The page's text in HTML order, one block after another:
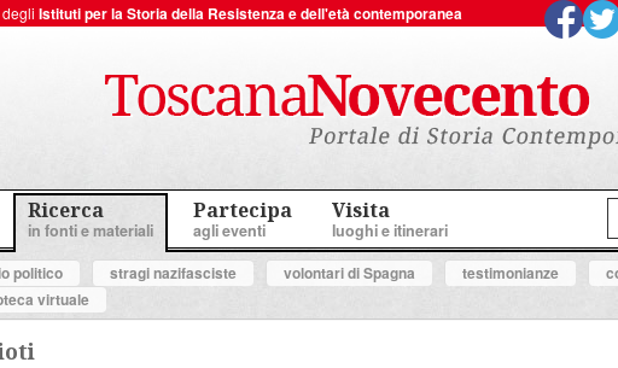
Istituti per la Storia della Resistenza e dell'età contemporanea
Ricerca
in fonti e materiali
Partecipa
agli eventi
Visita
luoghi e itinerari
politico stragi nazifasciste volontari di Spagna testimonianze
virtuale